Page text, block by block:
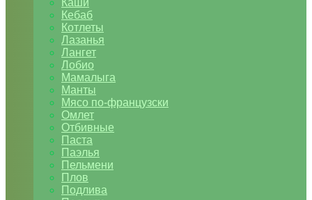
Каши
Кебаб
Котлеты
Лазанья
Лангет
Лобио
Мамалыга
Манты
Мясо по-французски
Омлет
Отбивные
Паста
Паэлья
Пельмени
Плов
Подлива